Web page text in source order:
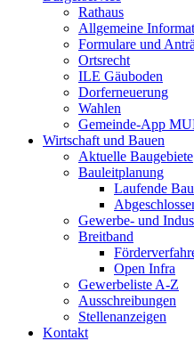
Rathaus
Allgemeine
Formulare und
Ortsrecht
ILE Gäuboden
Dorferneuerung
Wahlen
Gemeinde-App
Wirtschaft und Bauen
Aktuelle Baugebiete
Bauleitplanung
Laufende
Gewerbe- und
Breitband
Open Infra
Gewerbeliste A-Z
Ausschreibungen
Stellenanzeigen
Kontakt